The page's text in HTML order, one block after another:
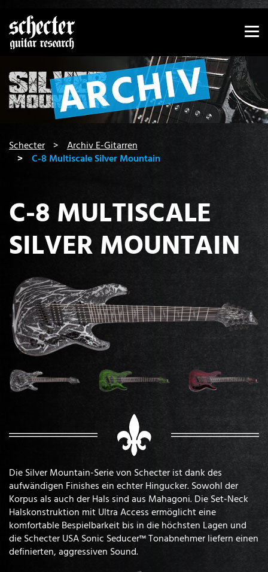
Zeige besser passende Version dieser Seite
Diese Meldung nicht mehr anzeigen
Schecter
Archiv E-Gitarren
C-8 Multiscale Silver Mountain
C-8 MULTISCALE
SILVER MOUNTAIN
Die Silver Mountain-Serie von Schecter ist dank des
aufwändigen Finishes ein echter Hingucker. Sowohl der
Korpus als auch der Hals sind aus Mahagoni. Die Set-Neck
Halskonstruktion mit Ultra Access ermöglicht eine
komfortable Bespielbarkeit bis in die höchsten Lagen und
die Schecter USA Sonic Seducer™ Tonabnehmer liefern einen
definierten, aggressiven Sound.